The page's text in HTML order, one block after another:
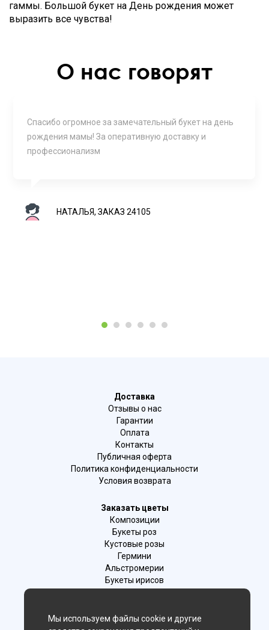
гаммы. Большой букет на День рождения может
выразить все чувства!
О нас говорят
Спасибо огромное за замечательный букет на день
рождения мамы! За оперативную доставку и
профессионализм
НАТАЛЬЯ, ЗАКАЗ 24105
1 2 3 4 5 6
Доставка
Отзывы о нас
Гарантии
Оплата
Контакты
Публичная оферта
Политика конфиденциальности
Условия возврата
Заказать цветы
Композиции
Букеты роз
Кустовые розы
Гермини
Альстромерии
Букеты ирисов
Мы используем файлы cookie и другие